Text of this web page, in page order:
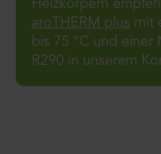
Heizkörpern
aroTHERM plus mit
bis 75 °C und
R290 in unserem